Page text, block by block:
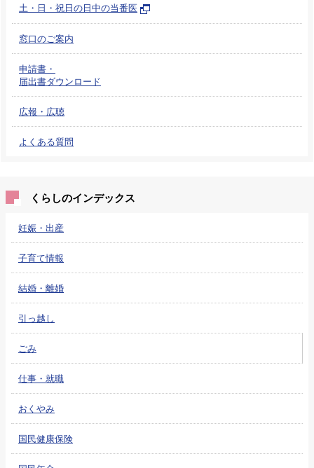
土・日・祝日の日中の当番医
窓口のご案内
申請書・
届出書ダウンロード
広報・広聴
よくある質問
くらしのインデックス
妊娠・出産
子育て情報
結婚・離婚
引っ越し
ごみ
仕事・就職
おくやみ
国民健康保険